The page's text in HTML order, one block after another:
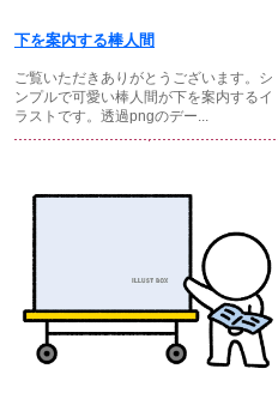
下を案内する棒人間
ご覧いただきありがとうございます。シ
ンプルで可愛い棒人間が下を案内するイ
ラストです。透過pngのデー...